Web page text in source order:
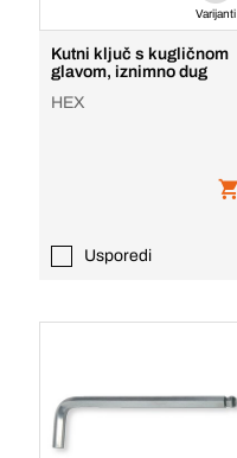
Varijanti
Kutni ključ s kugličnom
glavom, iznimno dug
HEX
Usporedi